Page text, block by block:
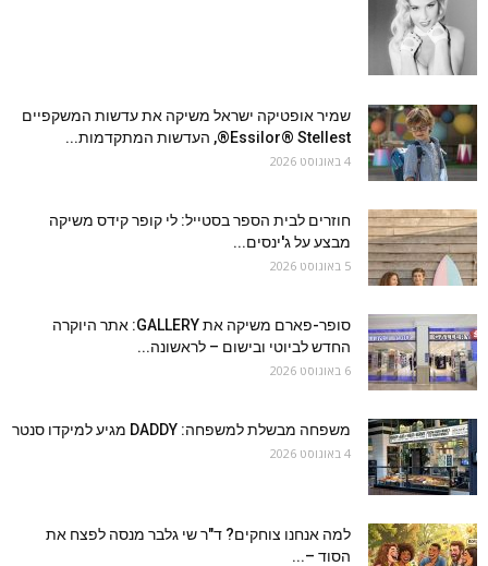
שמיר אופטיקה ישראל משיקה את עדשות המשקפיים
Essilor® Stellest®, העדשות המתקדמות...
4 באוגוסט 2026
חוזרים לבית הספר בסטייל: לי קופר קידס משיקה
מבצע על ג'ינסים...
5 באוגוסט 2026
סופר-פארם משיקה את GALLERY: אתר היוקרה
החדש לביוטי ובישום – לראשונה...
6 באוגוסט 2026
משפחה מבשלת למשפחה: DADDY מגיע למיקדו סנטר
4 באוגוסט 2026
למה אנחנו צוחקים? ד"ר שי גלבר מנסה לפצח את
הסוד –...